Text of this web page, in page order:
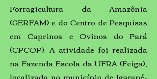
Forragicultura da Amazônia
(GERFAM) e do Centro de Pesquisas
em Caprinos e Ovinos do Pará
(CPCOP). A atividade foi realizada
na Fazenda Escola da UFRA (Feiga),